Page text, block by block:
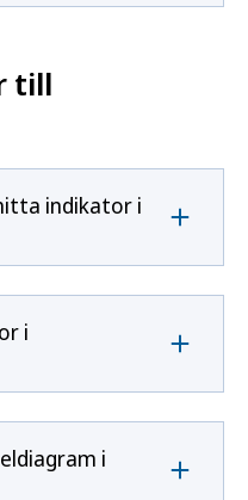
till
indikator i
i
i